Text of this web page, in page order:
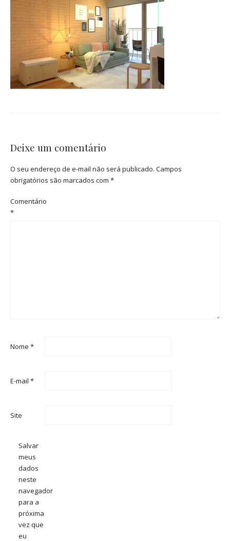
Deixe um comentário
O seu endereço de e-mail não será publicado. Campos
obrigatórios são marcados com *
Comentário
*
Nome *
E-mail *
Site
Salvar
meus
dados
neste
navegador
para a
próxima
vez que
eu